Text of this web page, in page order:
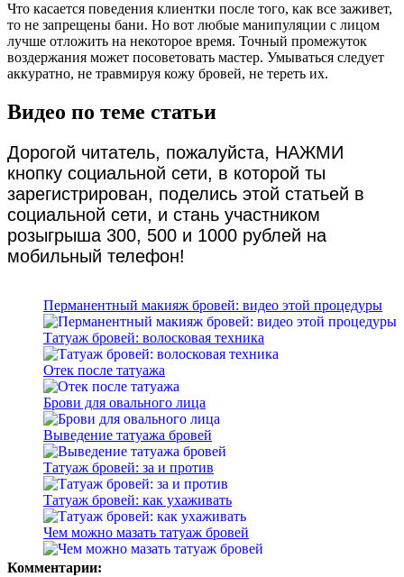
Что касается поведения клиентки после того, как все заживет,
то не запрещены бани. Но вот любые манипуляции с лицом
лучше отложить на некоторое время. Точный промежуток
воздержания может посоветовать мастер. Умываться следует
аккуратно, не травмируя кожу бровей, не тереть их.
Видео по теме статьи
Дорогой читатель, пожалуйста, НАЖМИ
кнопку социальной сети, в которой ты
зарегистрирован, поделись этой статьей в
социальной сети, и стань участником
розыгрыша 300, 500 и 1000 рублей на
мобильный телефон!
Перманентный макияж бровей: видео этой процедуры
Татуаж бровей: волосковая техника
Отек после татуажа
Брови для овального лица
Выведение татуажа бровей
Татуаж бровей: за и против
Татуаж бровей: как ухаживать
Чем можно мазать татуаж бровей
Комментарии: